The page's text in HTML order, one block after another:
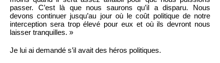
passer. C’est là que nous saurons qu’il a disparu. Nous
devons continuer jusqu’au jour où le coût politique de notre
interception sera trop élevé pour eux et où ils devront nous
laisser tranquilles. »
Je lui ai demandé s’il avait des héros politiques.